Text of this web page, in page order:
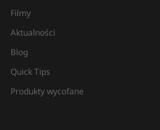
Filmy
Aktualności
Blog
Quick Tips
Produkty wycofane